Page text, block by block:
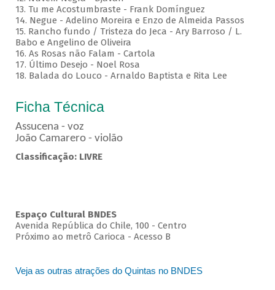
13. Tu me Acostumbraste - Frank Domínguez
14. Negue - Adelino Moreira e Enzo de Almeida Passos
15. Rancho fundo / Tristeza do Jeca - Ary Barroso / L.
Babo e Angelino de Oliveira
16. As Rosas não Falam - Cartola
17. Último Desejo - Noel Rosa
18. Balada do Louco - Arnaldo Baptista e Rita Lee
Ficha Técnica
Assucena - voz
João Camarero - violão
Classificação: LIVRE
Espaço Cultural BNDES
Avenida República do Chile, 100 - Centro
Próximo ao metrô Carioca - Acesso B
Veja as outras atrações do Quintas no BNDES